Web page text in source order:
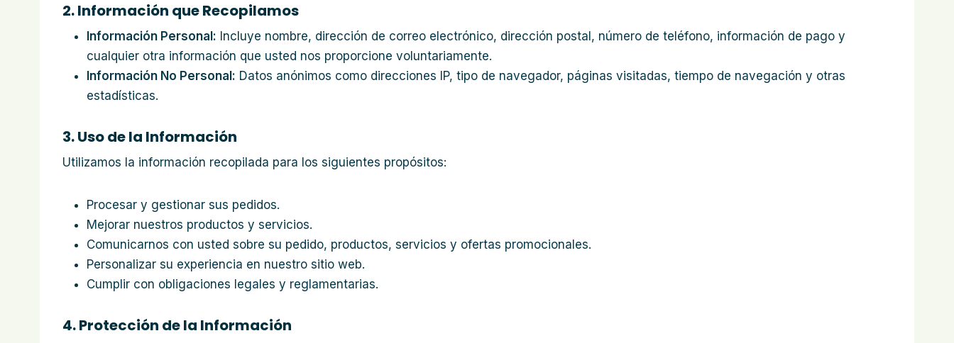
2. Información que Recopilamos
Información Personal: Incluye nombre, dirección de correo electrónico, dirección postal, número de teléfono, información de pago y
cualquier otra información que usted nos proporcione voluntariamente.
Información No Personal: Datos anónimos como direcciones IP, tipo de navegador, páginas visitadas, tiempo de navegación y otras
estadísticas.
3. Uso de la Información
Utilizamos la información recopilada para los siguientes propósitos:
Procesar y gestionar sus pedidos.
Mejorar nuestros productos y servicios.
Comunicarnos con usted sobre su pedido, productos, servicios y ofertas promocionales.
Personalizar su experiencia en nuestro sitio web.
Cumplir con obligaciones legales y reglamentarias.
4. Protección de la Información